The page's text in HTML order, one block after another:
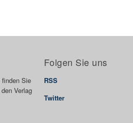
Sie
Verlag
Folgen Sie uns
RSS
Twitter